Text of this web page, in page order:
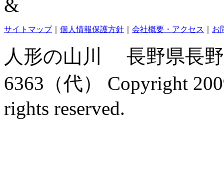
&
サイトマップ｜ 個人情報保護方針 会社概要・アクセス お
人形の山川 長野県長野
6363（代） Copyright
rights reserved.